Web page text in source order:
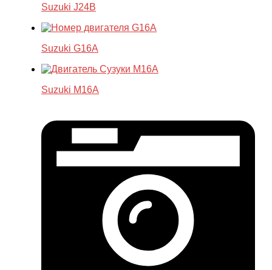
Suzuki J24B
Suzuki G16A
Suzuki M16A